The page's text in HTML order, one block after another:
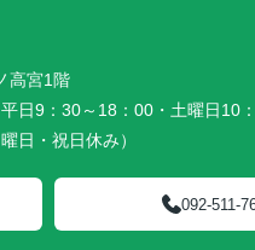
高宮1階
日9：30～18：00・土曜日10
日・祝日休み）
092-511-